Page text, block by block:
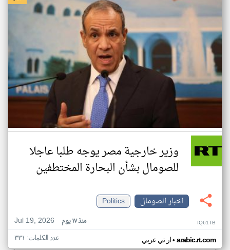
وزير خارجية مصر يوجه طلبا عاجلا
للصومال بشأن البحارة المختطفين
اخبار الصومال
Politics
Jul 19, 2026
منذ ١٧ يوم IQ61TB
ار تي عربي• arabic.rt.com عدد الكلمات: ٣٣١